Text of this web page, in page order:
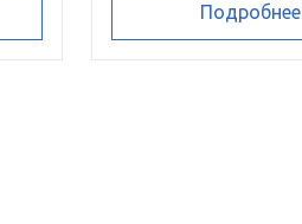
Подробнее